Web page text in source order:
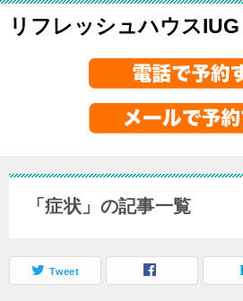
リフレッシュハウスIUG
「症状」の記事一覧
Tweet